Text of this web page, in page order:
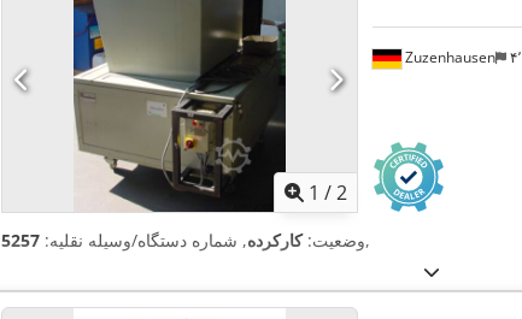
1 /2
Zuzenhausen
وضعیت:کارکرده, شماره دستگاه/وسیله نقلیه: 5257 ,